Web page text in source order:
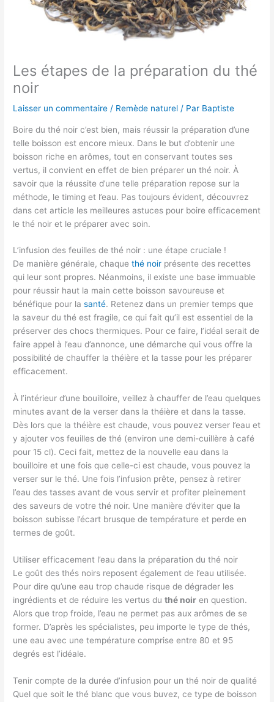
Les étapes de la préparation du thé
noir
Laisser un commentaire / Remède naturel / Par Baptiste
Boire du thé noir c’est bien, mais réussir la préparation d’une
telle boisson est encore mieux. Dans le but d’obtenir une
boisson riche en arômes, tout en conservant toutes ses
vertus, il convient en effet de bien préparer un thé noir. À
savoir que la réussite d’une telle préparation repose sur la
méthode, le timing et l’eau. Pas toujours évident, découvrez
dans cet article les meilleures astuces pour boire efficacement
le thé noir et le préparer avec soin.
L’infusion des feuilles de thé noir : une étape cruciale !
De manière générale, chaque thé noir présente des recettes
qui leur sont propres. Néanmoins, il existe une base immuable
pour réussir haut la main cette boisson savoureuse et
bénéfique pour lasanté. Retenez dans un premier temps que
la saveur du thé est fragile, ce qui fait qu’il est essentiel de la
préserver des chocs thermiques. Pour ce faire, l’idéal serait de
faire appel à l’eau d’annonce, une démarche qui vous offre la
possibilité de chauffer la théière et la tasse pour les préparer
efficacement.
À l’intérieur d’une bouilloire, veillez à chauffer de l’eau quelques
minutes avant de la verser dans la théière et dans la tasse.
Dès lors que la théière est chaude, vous pouvez verser l’eau et
y ajouter vos feuilles de thé (environ une demi-cuillère à café
pour 15 cl). Ceci fait, mettez de la nouvelle eau dans la
bouilloire et une fois que celle-ci est chaude, vous pouvez la
verser sur le thé. Une fois l’infusion prête, pensez à retirer
l’eau des tasses avant de vous servir et profiter pleinement
des saveurs de votre thé noir. Une manière d’éviter que la
boisson subisse l’écart brusque de température et perde en
termes de goût.
Utiliser efficacement l’eau dans la préparation du thé noir
Le goût des thés noirs reposent également de l’eau utilisée.
Pour dire qu’une eau trop chaude risque de dégrader les
ingrédients et de réduire les vertus duthé noir en question.
Alors que trop froide, l’eau ne permet pas aux arômes de se
former. D’après les spécialistes, peu importe le type de thés,
une eau avec une température comprise entre 80 et 95
degrés est l’idéale.
Tenir compte de la durée d’infusion pour un thé noir de qualité
Quel que soit le thé blanc que vous buvez, ce type de boisson